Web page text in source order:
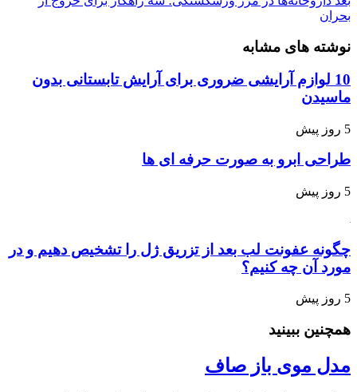
بحران
نوشته های مشابه
10 لوازم آرایشی ضروری برای آرایش تابستانی بدون
ماسیدن
5 روز پیش
طراحی ابرو به صورت حرفه ای ها
5 روز پیش
چگونه عفونت لب بعد از تزریق ژل را تشخیص دهیم و در
مورد آن چه کنیم؟
5 روز پیش
همچنین ببینید
مدل موی باز صاف